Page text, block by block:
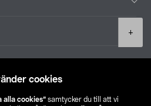
cookies
alla cookies” samtycker du till att vi
+